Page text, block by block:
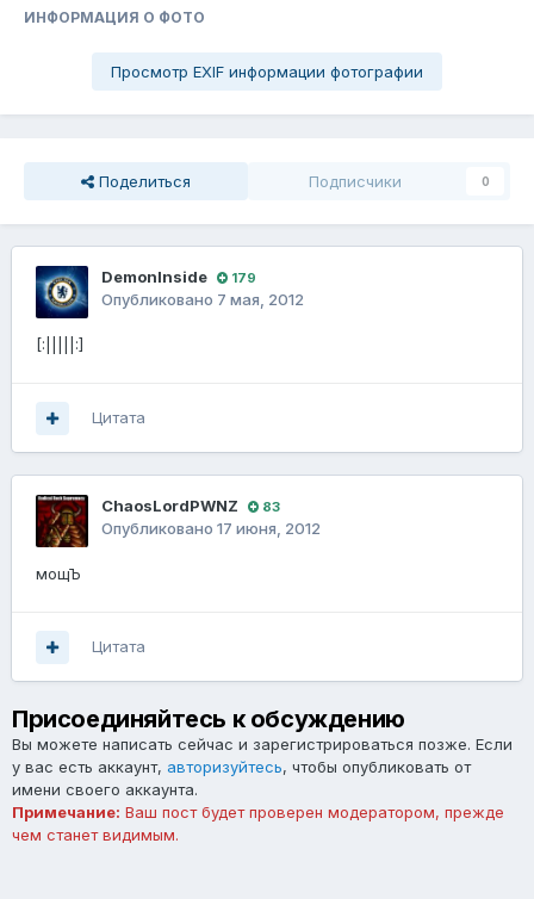
ИНФОРМАЦИЯ О ФОТО
Просмотр EXIF информации фотографии
Поделиться Подписчики 0
DemonInside 179
Опубликовано 7 мая, 2012
[:|||||:]
Цитата
ChaosLordPWNZ 83
Опубликовано 17 июня, 2012
мощЪ
Цитата
Присоединяйтесь к обсуждению
Вы можете написать сейчас и зарегистрироваться позже. Если
у вас есть аккаунт, авторизуйтесь, чтобы опубликовать от
имени своего аккаунта.
Примечание: Ваш пост будет проверен модератором, прежде
чем станет видимым.